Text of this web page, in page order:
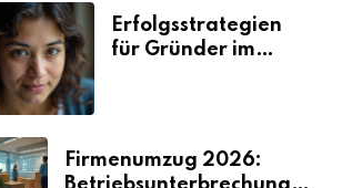
Erfolgsstrategien
für Gründer im
Firmenumzug 2026: